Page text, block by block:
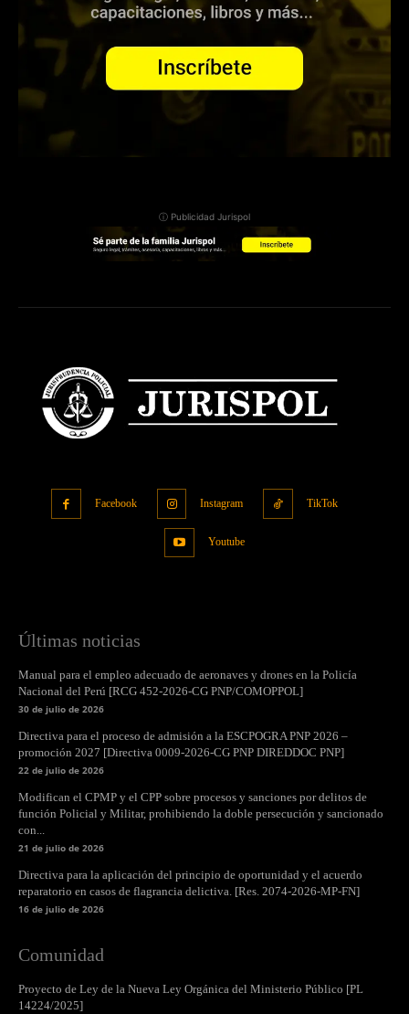
ⓘ Publicidad Jurispol
Facebook Instagram TikTok
Youtube
Últimas noticias
Manual para el empleo adecuado de aeronaves y drones en la Policía
Nacional del Perú [RCG 452-2026-CG PNP/COMOPPOL]
30 de julio de 2026
Directiva para el proceso de admisión a la ESCPOGRA PNP 2026 –
promoción 2027 [Directiva 0009-2026-CG PNP DIREDDOC PNP]
22 de julio de 2026
Modifican el CPMP y el CPP sobre procesos y sanciones por delitos de
función Policial y Militar, prohibiendo la doble persecución y sancionado
con...
21 de julio de 2026
Directiva para la aplicación del principio de oportunidad y el acuerdo
reparatorio en casos de flagrancia delictiva. [Res. 2074-2026-MP-FN]
16 de julio de 2026
Comunidad
Proyecto de Ley de la Nueva Ley Orgánica del Ministerio Público [PL
14224/2025]